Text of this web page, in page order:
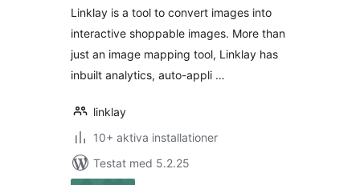
Linklay is a tool to convert images into
interactive shoppable images. More than
just an image mapping tool, Linklay has
inbuilt analytics, auto-appli …
linklay
10+ aktiva installationer
Testat med 5.2.25